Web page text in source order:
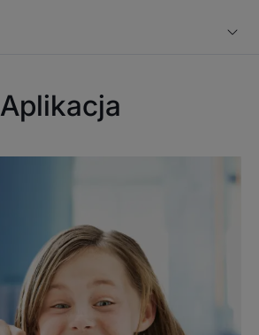
technologię mikrokapsułek
pasty powodują, że piana stopniowo
wskazując tym samym, że
trwało 2 minuty, zgodnie z zaleceniami
Aplikacja